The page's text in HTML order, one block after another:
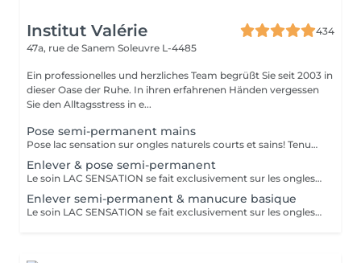
Institut Valérie
434
47a, rue de Sanem Soleuvre L-4485
Ein professionelles und herzliches Team begrüßt Sie seit 2003 in
dieser Oase der Ruhe. In ihren erfahrenen Händen vergessen
Sie den Alltagsstress in e...
Pose semi-permanent mains
Pose lac sensation sur ongles naturels courts et sains! Tenue 2 à 3 semaines
Enlever & pose semi-permanent
Le soin LAC SENSATION se fait exclusivement sur les ongles naturels des mains.
Enlever semi-permanent & manucure basique
Le soin LAC SENSATION se fait exclusivement sur les ongles naturels des mains.